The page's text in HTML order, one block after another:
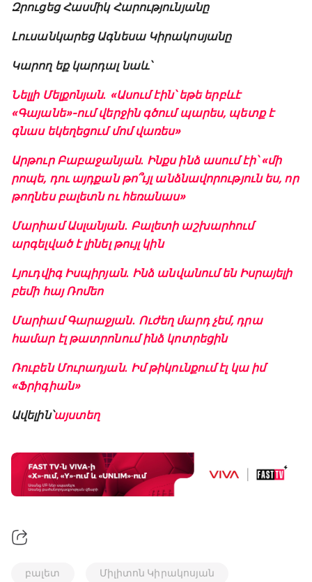
Զրուցեց Հասմիկ Հարությունյանը
Լուսանկարեց Ագնեսա Կիրակոսյանը
Կարող եք կարդալ նաև՝
Նելլի Մելքոնյան․ «Ասում էին՝ եթե երբևէ
«Գայանե»-ում վերջին գծում պարես, պետք է
գնաս եկեղեցում մոմ վառես»
Արթուր Բաբաջանյան․ Ինքս ինձ ասում էի՝ «մի
րոպե, դու այդքան թո՞ւյլ անձնավորություն ես, որ
թողնես բալետն ու հեռանաս»
Մարիամ Ասլանյան․ Բալետի աշխարհում
արգելված է լինել թույլ կին
Լյուդվիգ Իսպիրյան․ Ինձ անվանում են Իսրայելի
բեմի հայ Ռոմեո
Մարիամ Գարաջյան․ Ուժեղ մարդ չեմ, դրա
համար էլ թատրոնում ինձ կոտրեցին
Ռուբեն Մուրադյան․ Իմ թիկունքում էլ կա իմ
«Ֆրիգիան»
Ավելին՝այստեղ
բալետ Միլիտոն Կիրակոսյան